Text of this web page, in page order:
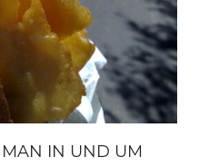
MAN IN UND UM